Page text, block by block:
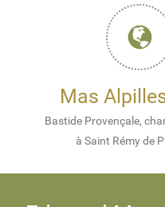
Mas
Bastide Provençale,
à Saint Rémy de